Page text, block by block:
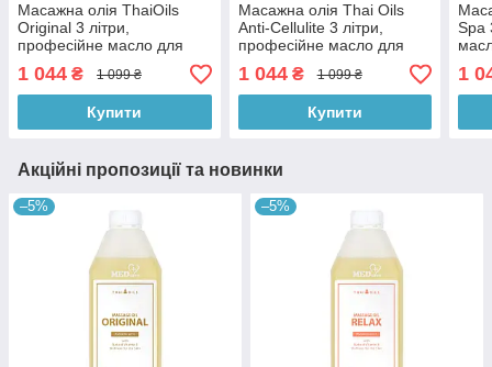
Масажна олія ThaiOils
Original 3 літри,
професійне масло для
масажу 3000 мл ТАЙЛАНД
| СЕРТИФІКАТИ
1 044 ₴ 1 099 ₴
Купити
Масажна олія Thai Oils
Anti-Cellulite 3 літри,
професійне масло для
масажу 3000 мл ТАЙЛАНД
| СЕРТИФІКАТИ
1 044₴ 1 099 ₴
Купити
Spa
мл
1
Акційні пропозиції та новинки
–5% –5%